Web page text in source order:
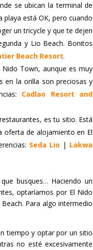
se ubican la terminal de
está OK, pero cuando
un tricycle y que te dejen
y Lio Beach. Bonitos
Beach Resort.
Town, aunque es muy
en la orilla son preciosas y
Cadlao Resort and
es tu sitio. Está
oferta de alojamiento en El
Seda Lio | Lakwa
busques… Haciendo un
optaríamos por El Nido
Para algo intermedio
tiempo y optar por un sitio
no esté excesivamente